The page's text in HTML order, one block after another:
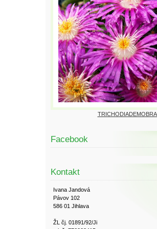
Facebook
Kontakt
Ivana Jandová
Pávov 102
586 01 Jihlava
ŽL čj. 01891/92/Ji